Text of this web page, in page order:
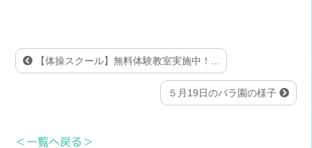
【体操スクール】無料体験教室実施中！...
５月19日のバラ園の様子
＜一覧へ戻る＞